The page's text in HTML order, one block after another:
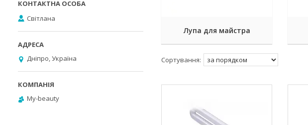
Лупа для майстра
Світлана
Дніпро, Україна
My-beauty